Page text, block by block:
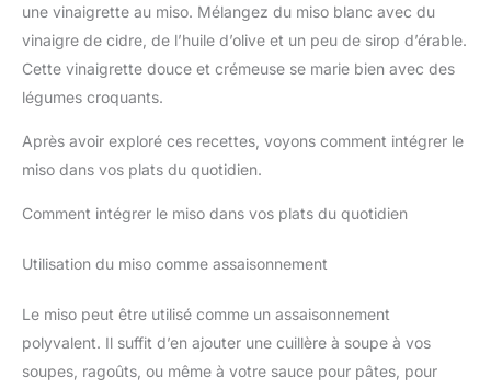
une vinaigrette au miso. Mélangez du miso blanc avec du
vinaigre de cidre, de l’huile d’olive et un peu de sirop d’érable.
Cette vinaigrette douce et crémeuse se marie bien avec des
légumes croquants.
Après avoir exploré ces recettes, voyons comment intégrer le
miso dans vos plats du quotidien.
Comment intégrer le miso dans vos plats du quotidien
Utilisation du miso comme assaisonnement
Le miso peut être utilisé comme un assaisonnement
polyvalent. Il suffit d’en ajouter une cuillère à soupe à vos
soupes, ragoûts, ou même à votre sauce pour pâtes, pour